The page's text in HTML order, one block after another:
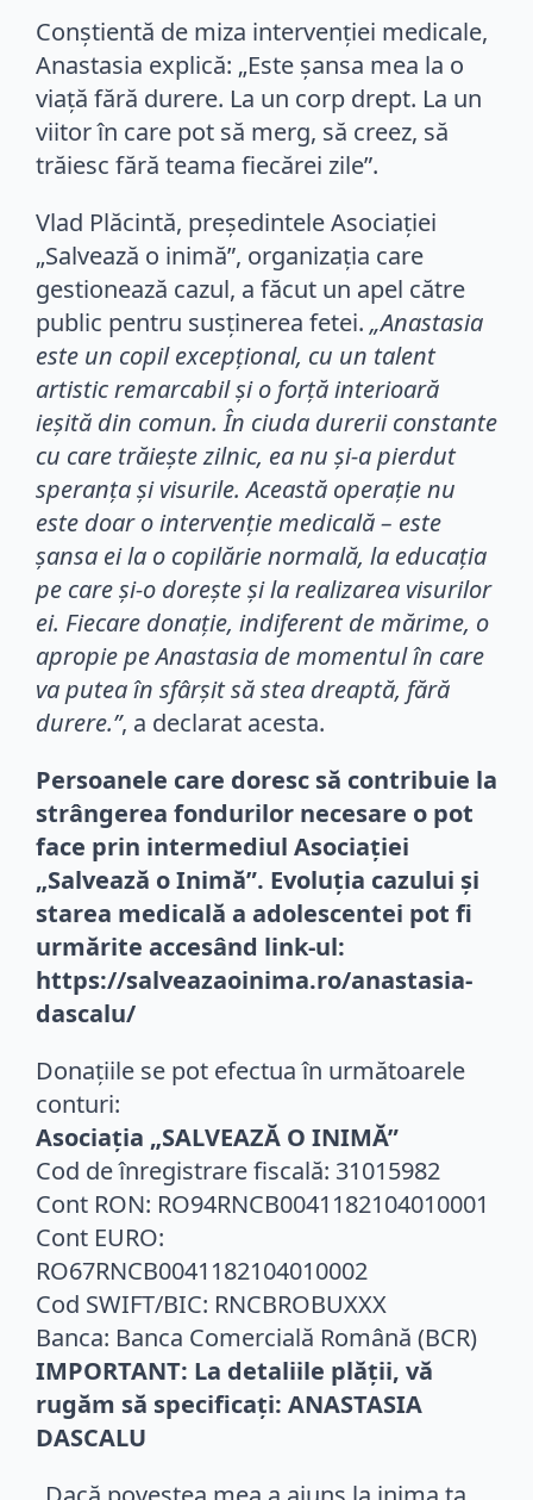
Conștientă de miza intervenției medicale,
Anastasia explică: „Este șansa mea la o
viață fără durere. La un corp drept. La un
viitor în care pot să merg, să creez, să
trăiesc fără teama fiecărei zile”.
Vlad Plăcintă, președintele Asociației
„Salvează o inimă”, organizația care
gestionează cazul, a făcut un apel către
public pentru susținerea fetei. „Anastasia
este un copil excepțional, cu un talent
artistic remarcabil și o forță interioară
ieșită din comun. În ciuda durerii constante
cu care trăiește zilnic, ea nu și-a pierdut
speranța și visurile. Această operație nu
este doar o intervenție medicală – este
șansa ei la o copilărie normală, la educația
pe care și-o dorește și la realizarea visurilor
ei. Fiecare donație, indiferent de mărime, o
apropie pe Anastasia de momentul în care
va putea în sfârșit să stea dreaptă, fără
durere.”, a declarat acesta.
Persoanele care doresc să contribuie la
strângerea fondurilor necesare o pot
face prin intermediul Asociației
„Salvează o Inimă”. Evoluția cazului și
starea medicală a adolescentei pot fi
urmărite accesând link-ul:
https://salveazaoinima.ro/anastasia-
dascalu/
Donațiile se pot efectua în următoarele
conturi:
Asociația „SALVEAZĂ O INIMĂ”
Cod de înregistrare fiscală: 31015982
Cont RON: RO94RNCB0041182104010001
Cont EURO:
RO67RNCB0041182104010002
Cod SWIFT/BIC: RNCBROBUXXX
Banca: Banca Comercială Română (BCR)
IMPORTANT: La detaliile plății, vă
rugăm să specificați: ANASTASIA
DASCALU